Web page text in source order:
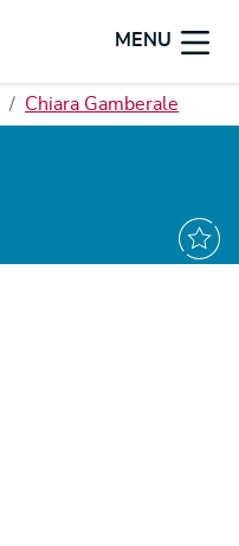
MENU
Chiara Gamberale